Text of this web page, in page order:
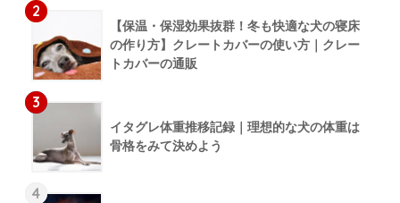
2
【保温・保湿効果抜群！冬も快適な犬の寝床
の作り方】クレートカバーの使い方｜クレー
トカバーの通販
3
イタグレ体重推移記録｜理想的な犬の体重は
骨格をみて決めよう
4